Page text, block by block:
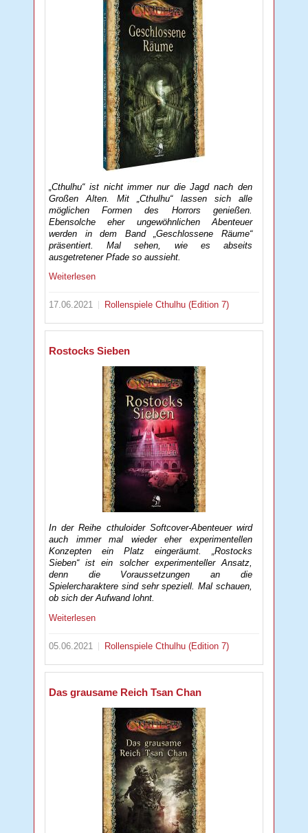
„Cthulhu“ ist nicht immer nur die Jagd nach den
Großen Alten. Mit „Cthulhu“ lassen sich alle
möglichen Formen des Horrors genießen.
Ebensolche eher ungewöhnlichen Abenteuer
werden in dem Band „Geschlossene Räume“
präsentiert. Mal sehen, wie es abseits
ausgetretener Pfade so aussieht.
Weiterlesen
17.06.2021 RollenspieleCthulhu (Edition 7)
Rostocks Sieben
In der Reihe cthuloider Softcover-Abenteuer wird
auch immer mal wieder eher experimentellen
Konzepten ein Platz eingeräumt. „Rostocks
Sieben“ ist ein solcher experimenteller Ansatz,
denn die Voraussetzungen an die
Spielercharaktere sind sehr speziell. Mal schauen,
ob sich der Aufwand lohnt.
Weiterlesen
05.06.2021 RollenspieleCthulhu (Edition 7)
Das grausame Reich Tsan Chan